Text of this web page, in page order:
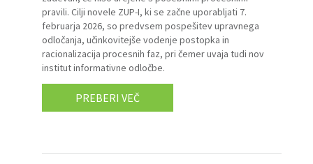
pravili. Cilji novele ZUP-I, ki se začne uporabljati 7.
februarja 2026, so predvsem pospešitev upravnega
odločanja, učinkovitejše vodenje postopka in
racionalizacija procesnih faz, pri čemer uvaja tudi nov
institut informativne odločbe.
PREBERI VEČ